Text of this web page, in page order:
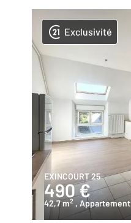
Exclusivité
EXINCOURT 25
490 €
42,7 m2 , Appartement